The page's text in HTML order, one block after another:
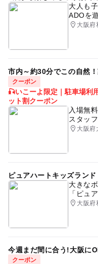
大人も
ADOを
大阪府
市内～約30分でこの自然
クーポン
🎣いこーよ限定｜駐車場利
ット割クーポン
入場無
スタッ
大阪府
ピュアハートキッズラン
大きな
「ピュ
大阪府
今週まだ間に合う!大阪に
クーポン